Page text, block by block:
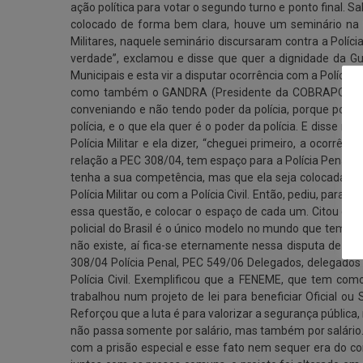
ação política para votar o segundo turno e ponto final.
colocado de forma bem clara, houve um seminário
Militares, naquele seminário discursaram contra a
verdade”, exclamou e disse que quer a dignidade da
Municipais e esta vir a disputar ocorrência com a Polícia
como também o GANDRA (Presidente da
conveniando e não tendo poder da polícia, porque
polícia, e o que ela quer é o poder da polícia. E disse
Polícia Militar e ela dizer, “cheguei primeiro, a
relação a PEC 308/04, tem espaço para a Polícia Penal,
tenha a sua competência, mas que ela seja colocada
Polícia Militar ou com a Polícia Civil. Então, pediu, para
essa questão, e colocar o espaço de cada um. Citou
policial do Brasil é o único modelo no mundo que tem
não existe, aí fica-se eternamente nessa disputa de
308/04 Polícia Penal, PEC 549/06 Delegados,
Polícia Civil. Exemplificou que a FENEME, que tem
trabalhou num projeto de lei para beneficiar Oficial ou
Reforçou que a luta é para valorizar a segurança
não passa somente por salário, mas também por
com a prisão especial e esse fato nem sequer era do